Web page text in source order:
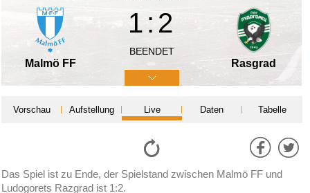
Malmö FF
1:2
BEENDET
Rasgrad
Vorschau Aufstellung Live Daten Tabelle
Das Spiel ist zu Ende, der Spielstand zwischen Malmö FF und
Ludogorets Razgrad ist 1:2.